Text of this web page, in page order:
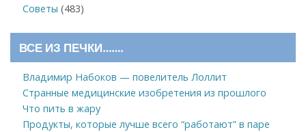
Советы (483)
ВСЕ ИЗ ПЕЧКИ…….
Владимир Набоков — повелитель Лоллит
Странные медицинские изобретения из прошлого
Что пить в жару
Продукты, которые лучше всего “работают” в паре